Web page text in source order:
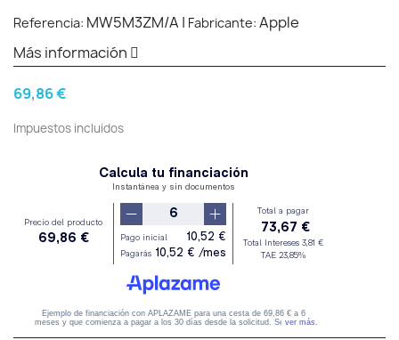
Referencia: MW5M3ZM/A | Fabricante: Apple
Más información
69,86 €
Impuestos incluidos